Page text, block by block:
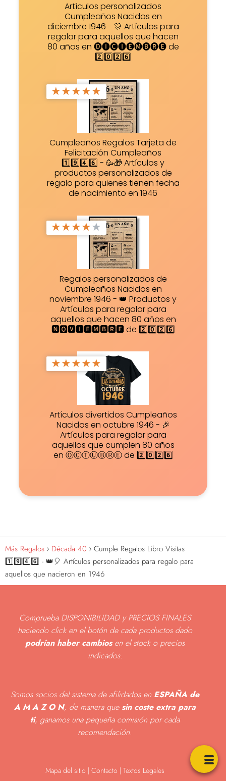
Artículos personalizados
Cumpleaños Nacidos en
diciembre 1946 - 🎊 Artículos para
regalar para aquellos que hacen
80 años en 🅓🅘🅒🅘🅔🅜🅑🅡🅔 de
2️⃣0️⃣2️⃣6️⃣
★★★★★
Cumpleaños Regalos Tarjeta de
Felicitación Cumpleaños
1️⃣9️⃣4️⃣6️⃣ - 🥳🎁 Artículos y
productos personalizados de
regalo para quienes tienen fecha
de nacimiento en 1946
★★★★★
Regalos personalizados de
Cumpleaños Nacidos en
noviembre 1946 - 👑 Productos y
Artículos para regalar para
aquellos que hacen 80 años en
🅽🅾🆅🅸🅴🅼🅱🆁🅴 de 2️⃣0️⃣2️⃣6️⃣
★★★★★
Artículos divertidos Cumpleaños
Nacidos en octubre 1946 - 🎉
Artículos para regalar para
aquellos que cumplen 80 años
en ⓄⒸⓉⓊⒷⓇⒺ de 2️⃣0️⃣2️⃣6️⃣
Más Regalos Década 40
Cumple Regalos Libro Visitas
1️⃣9️⃣4️⃣6️⃣ - 👑🎈 Artículos personalizados para regalo para
aquellos que nacieron en 1946
Comprueba DISPONIBILIDAD y PRECIOS FINALES
haciendo click en el botón de cada productos dado
podrían haber cambiosen el stock o precios
indicados.
Somos socios del sistema de afilidados en ESPAÑA de
A M A Z O N, de manera que sin coste extra para
ti, ganamos una pequeña comisión por cada
recomendación.
Mapa del sitio | Contacto | Textos Legales